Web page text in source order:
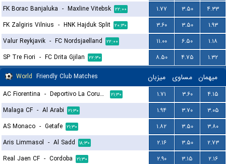
FK Borac Banjaluka - Maxline Vitebsk ۲۲:۰۰ ۱.۷۷ ۳.۵۰
۴.۳۳
FK Zalgiris Vilnius - HNK Hajduk Split ۲۰:۳۰ ۳.۶۰ ۳.۵۰
۱.۹۳
Valur Reykjavik - FC Nordsjaelland ۲۲:۰۰ ۱۱.۰۰ ۶.۵۰
۱.۱۸
SP Tre Fiori - FC Drita Gjilan ۲۲:۳۰ ۸.۵۰ ۴.۷۵
۱.۳۲
World Friendly Club Matches میزبان مساوی میهمان
AC Fiorentina - Deportivo La Coruna ۲۱:۳۰ ۱.۷۱ ۳.۶۰
۴.۱۵
Malaga CF - Al Arabi ۲۱:۳۰ ۱.۹۴ ۳.۷۰
۳.۰۵
AS Monaco - Getafe ۲۱:۳۰ ۱.۸۲ ۳.۵۰
۳.۸۰
Aris Limmasol - Al Sadd ۱۸:۳۰ ۲.۱۶ ۳.۵۰
۲.۷۳
Real Jaen CF - Cordoba ۲۱:۳۰ ۲.۹۰ ۳.۱۵
۲.۱۶